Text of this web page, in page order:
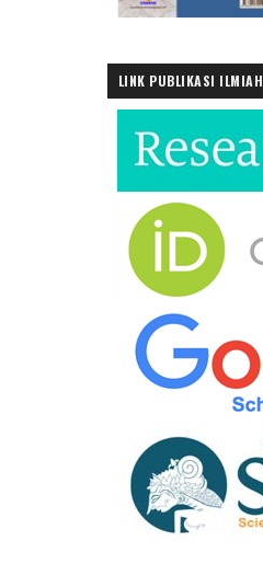
LINK PUBLIKASI ILMIAH